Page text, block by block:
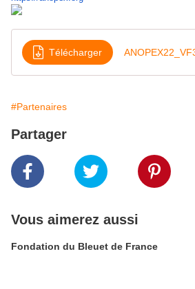
Télécharger
#Partenaires
Partager
Vous aimerez aussi
Fondation du Bleuet de France